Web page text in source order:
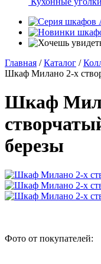
Главная / Каталог /
Шкаф Милано 2-х
Шкаф
березы
Фото от покупателей: